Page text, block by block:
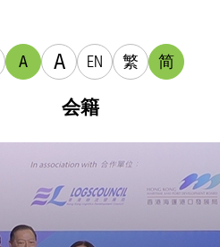
A A EN 繁 简
会籍